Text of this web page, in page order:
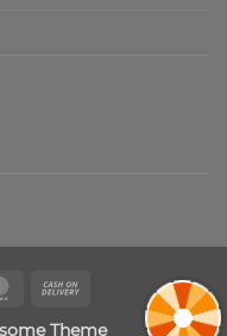
MasterCard
Theme